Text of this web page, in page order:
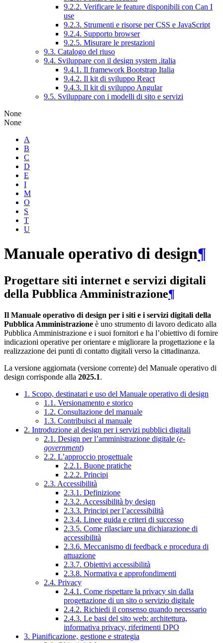
9.2.2. Verificare le feature disponibili con Can I
use
9.2.3. Strumenti e risorse per CSS e JavaScript
9.2.4. Supporto browser
9.2.5. Misurare le prestazioni
9.3. Catalogo del riuso
9.4. Sviluppare con il design system .italia
9.4.1. Il framework Bootstrap Italia
9.4.2. Il kit di sviluppo React
9.4.3. Il kit di sviluppo Angular
9.5. Sviluppare con i modelli di sito e servizi
None
None
A
B
C
D
E
I
M
O
S
T
U
Manuale operativo di design¶
Progettare siti internet e servizi digitali
della Pubblica Amministrazione¶
Il Manuale operativo di design per i siti e i servizi digitali della
Pubblica Amministrazione è uno strumento di lavoro dedicato alla
Pubblica Amministrazione e i suoi fornitori e ha l’obiettivo di fornire
indicazioni operative per orientare e migliorare la progettazione e la
realizzazione dei punti di contatto digitali verso la cittadinanza.
La versione aggiornata (versione corrente) del Manuale operativo di
design corrisponde alla 2025.1.
1. Scopo, destinatari e uso del Manuale operativo di design
1.1. Versionamento e storico
1.2. Consultazione del manuale
1.3. Contribuisci al manuale
2. Introduzione al design per i servizi pubblici digitali
2.1. Design per l’amministrazione digitale (e-
government)
2.2. L’approccio progettuale
2.2.1. Buone pratiche
2.2.2. Principi
2.3. Accessibilità
2.3.1. Definizione
2.3.2. Accessibilità by design
2.3.3. Principi per l’accessibilità
2.3.4. Linee guida e criteri di successo
2.3.5. Come rilasciare una dichiarazione di
accessibilità
2.3.6. Meccanismo di feedback e procedura di
attuazione
2.3.7. Obiettivi accessibilità
2.3.8. Normativa e approfondimenti
2.4. Privacy
2.4.1. Come rispettare la privacy sin dalla
progettazione di un sito o servizio digitale
2.4.2. Richiedi il consenso quando necessario
2.4.3. Le basi del sito web: architettura,
informativa privacy, riferimenti DPO
3. Pianificazione, gestione e strategia